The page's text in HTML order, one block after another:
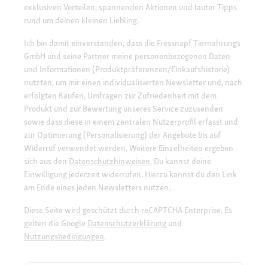
exklusiven Vorteilen, spannenden Aktionen und lauter Tipps
rund um deinen kleinen Liebling.
Ich bin damit einverstanden, dass die Fressnapf Tiernahrungs
GmbH und seine Partner meine personenbezogenen Daten
und Informationen (Produktpräferenzen/Einkaufshistorie)
nutzten, um mir einen individualisierten Newsletter und, nach
erfolgten Käufen, Umfragen zur Zufriedenheit mit dem
Produkt und zur Bewertung unseres Service zuzusenden
sowie dass diese in einem zentralen Nutzerprofil erfasst und
zur Optimierung (Personalisierung) der Angebote bis auf
Widerruf verwendet werden. Weitere Einzelheiten ergeben
sich aus den Datenschutzhinweisen. Du kannst deine
Einwilligung jederzeit widerrufen. Hierzu kannst du den Link
am Ende eines jeden Newsletters nutzen.
Diese Seite wird geschützt durch reCAPTCHA Enterprise. Es
gelten die Google Datenschutzerklärung und
Nutzungsbedingungen.